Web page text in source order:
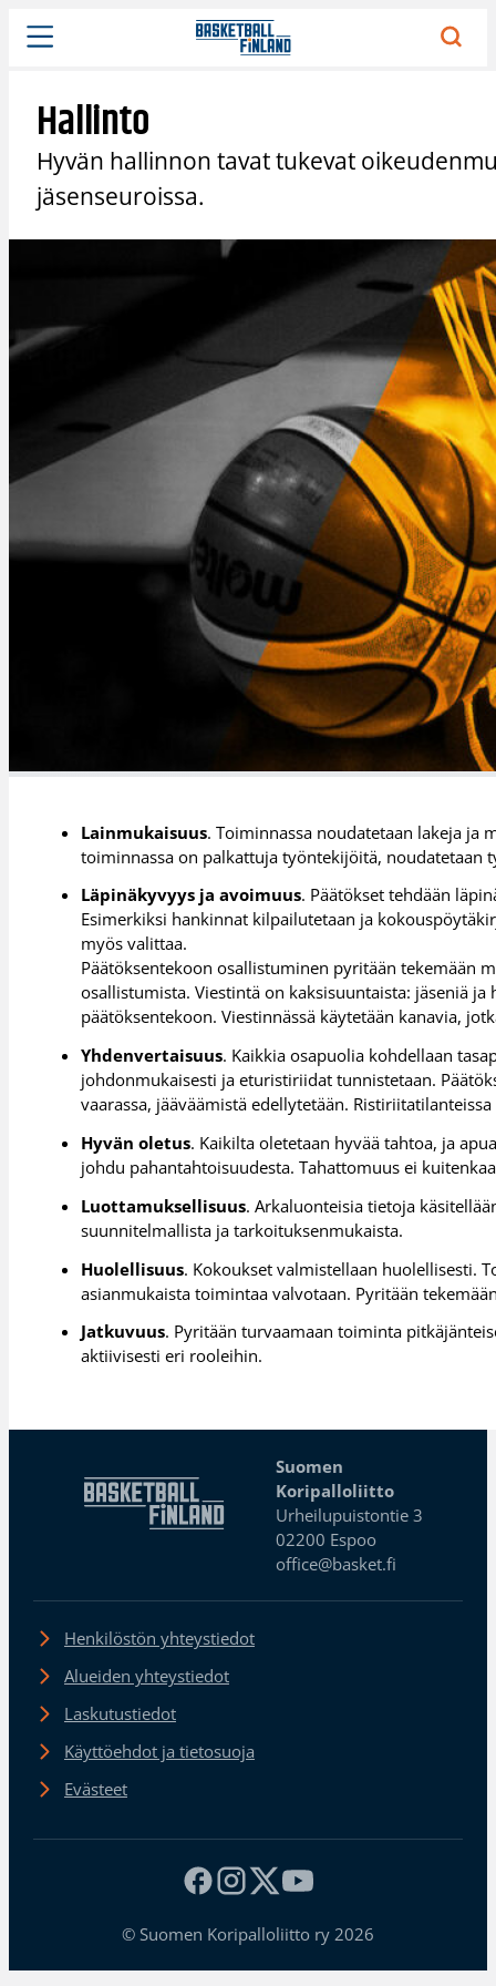
Siirry
sisältöön
Hallinto
Hyvän hallinnon tavat tukevat
jäsenseuroissa.
Lainmukaisuus. Toiminnassa noudatetaan lakeja ja
toiminnassa on palkattuja työntekijöitä, noudatetaan
Läpinäkyvyys ja avoimuus. Päätökset tehdään
Esimerkiksi hankinnat kilpailutetaan ja
myös valittaa.
Päätöksentekoon osallistuminen pyritään tekemään
osallistumista. Viestintä on kaksisuuntaista: jäseniä
päätöksentekoon. Viestinnässä käytetään kanavia,
Yhdenvertaisuus. Kaikkia osapuolia kohdellaan
johdonmukaisesti ja eturistiriidat tunnistetaan.
vaarassa, jääväämistä edellytetään.
Hyvän oletus. Kaikilta oletetaan hyvää tahtoa, ja
johdu pahantahtoisuudesta. Tahattomuus ei
Luottamuksellisuus. Arkaluonteisia tietoja
suunnitelmallista ja tarkoituksenmukaista.
Huolellisuus. Kokoukset valmistellaan huolellisesti.
asianmukaista toimintaa valvotaan. Pyritään
Jatkuvuus. Pyritään turvaamaan toiminta
aktiivisesti eri rooleihin.
Suomen
Koripalloliitto
Urheilupuistontie 3
02200 Espoo
office@basket.fi
Henkilöstön yhteystiedot
Alueiden yhteystiedot
Laskutustiedot
Käyttöehdot ja tietosuoja
Evästeet
© Suomen Koripalloliitto ry 2026